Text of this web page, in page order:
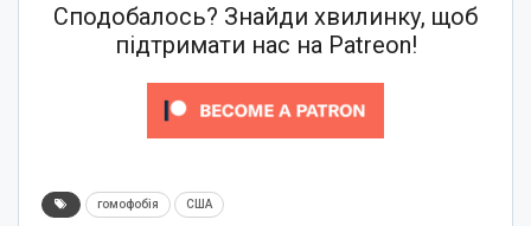
Сподобалось? Знайди хвилинку, щоб
підтримати нас на Patreon!
гомофобія США